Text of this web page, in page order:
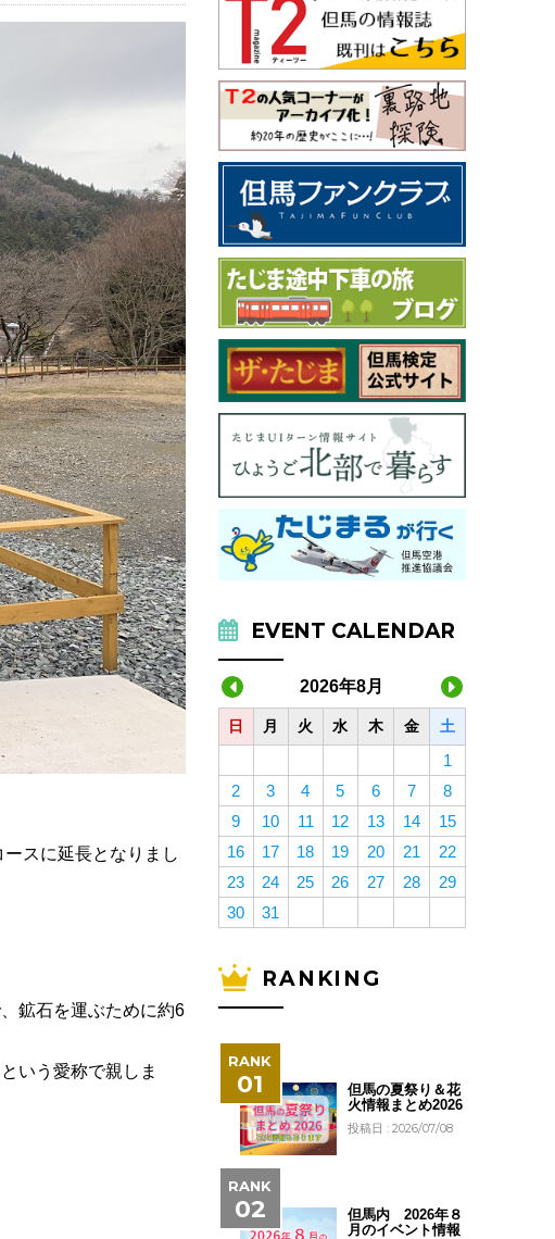
スに延長となりまし
鉱石を運ぶために約6
いう愛称で親しま
EVENT CALENDAR
2026年8月
日 月 火 水 木 金 土
1
2
3 4 5 6 7
8
9
10 11 12 13 14
15
16
17 18 19 20 21
22
23
24 25 26 27 28
29
30
31
RANKING
但馬の夏祭り＆花
火情報まとめ2026
投稿日 : 2026/07/08
但馬内 2026年８
月のイベント情報